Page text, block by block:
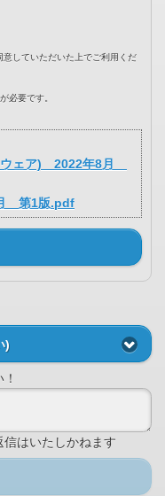
意していただいた上でご利用くだ
が必要です。
ウェア) 2022年8月
第1版.pdf
)
はいたしかねます